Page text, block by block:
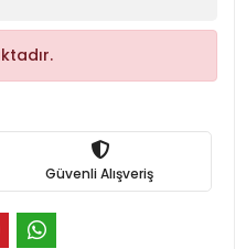
Güvenli Alışveriş